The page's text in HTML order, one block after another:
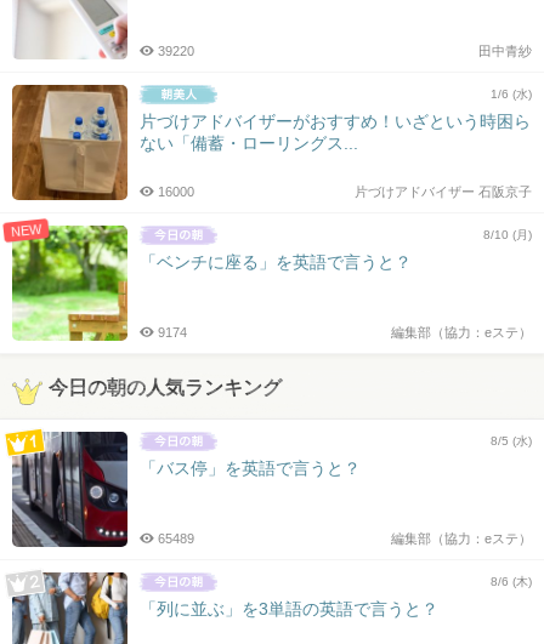
田中青紗
39220
1/6 (水)
片づけアドバイザーがおすすめ！いざという時困ら
ない「備蓄・ローリングス...
片づけアドバイザー 石阪京子
16000
NEW 8/10 (月)
「ベンチに座る」を英語で言うと？
編集部（協力：eステ）
9174
今日の朝の人気ランキング
8/5 (水)
「バス停」を英語で言うと？
編集部（協力：eステ）
65489
8/6 (木)
「列に並ぶ」を3単語の英語で言うと？